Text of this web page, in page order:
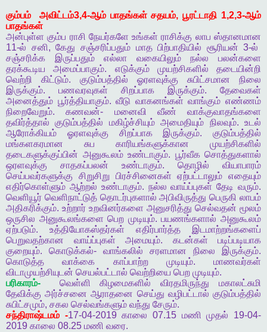
கும்பம் அவிட்டம்3,4-ஆம் பாதங்கள் சதயம்,பூரட்டாதி 1,2,3-ஆம்
பாதங்கள்
அன்புள்ள கும்ப ராசி நேயர்களே உங்கள் ராசிக்கு லாப ஸ்தானமான
11-ல் சனி,கேது சஞ்சரிப்பதும் மாத பிற்பாதியில் சூரியன் 3-ல்
சஞ்சரிக்க
இருப்பதும் எல்லா வகையிலும் நல்ல
பலன்களை
தரக்கூடிய
அமைப்பாகும். எடுக்கும் முயற்சிகளில்
தடையின்றி
வெற்றி
கிட்டும். குடும்பத்தில் ஓரளவுக்கு சுபிட்சமான
நிலை
இருக்கும். பணவரவுகள் சிறப்பாக இருக்கும். தேவைகள்
அனைத்தும் பூர்த்தியாகும்.வீடு வாகனங்கள் வாங்கும் எண்ணம்
நிறைவேறும்.கணவன்- மனைவி வீண்
வாக்குவாதங்களை
தவிர்த்தால்
குடும்பத்தில் மகிழ்ச்சியும் அமைதியும் நிலவும்.உடல்
ஆரோக்கியம்
ஓரளவுக்கு சிறப்பாக இருக்கும். குடும்பத்தில்
மங்களகரமான
சுப காரியங்களுக்கான
முயற்சிகளில்
தடைகளுக்குப்பின் அனுகூலம் உண்டாகும். பூர்வீக சொத்துகளால்
ஒரளவுக்கு
சாதகப்பலன் உண்டாகும். தொழில்
வியாபாரம்
செய்பவர்களுக்கு
சிறுசிறு பிரச்சினைகள் ஏற்பட்டாலும் எதையும்
எதிர்கொள்ளும் ஆற்றல் உண்டாகும். நல்ல வாய்ப்புகள் தேடி வரும்.
வெளியூர் வெளிநாட்டுத் தொடர்புகளால் அபிவிருத்து பெருகி லாபம்
அதிகரிக்கும். உற்றார் உறவினர்களை அனுசரித்து செல்வதன் மூலம்
ஒருசில அனுகூலங்களை பெற முடியும்.பயணங்களால் அனுகூலம்
ஏற்படும். உத்தியோகஸ்தர்கள் எதிர்பார்த்த
இடமாற்றங்களைப்
பெறுவதற்கான
வாய்ப்புகள் அமையும். கடன்கள்
படிப்படியாக
குறையும். கொடுக்கல்- வாங்கலில் சரளமான நிலை இருக்கும்.
கொடுத்த
வாக்கை காப்பாற்ற முடியும். மாணவர்கள்
விடாமுயற்சியுடன் செயல்பட்டால் வெற்றியை பெற முடியும்.
பரிகாரம்- வெள்ளி கிழமைகளில் விரதமிருந்து
மகாலட்சுமி
தேவிக்கு அர்ச்சனை ஆராதனை செய்து வழிபட்டால் குடும்பத்தில்
சுபிட்சமும், சகல செல்வங்களும் வந்து சேரும்.
சந்திராஷ்டமம் -17-04-2019காலை 07.15 மணி முதல் 19-04-
2019 காலை 08.25 மணி வரை.